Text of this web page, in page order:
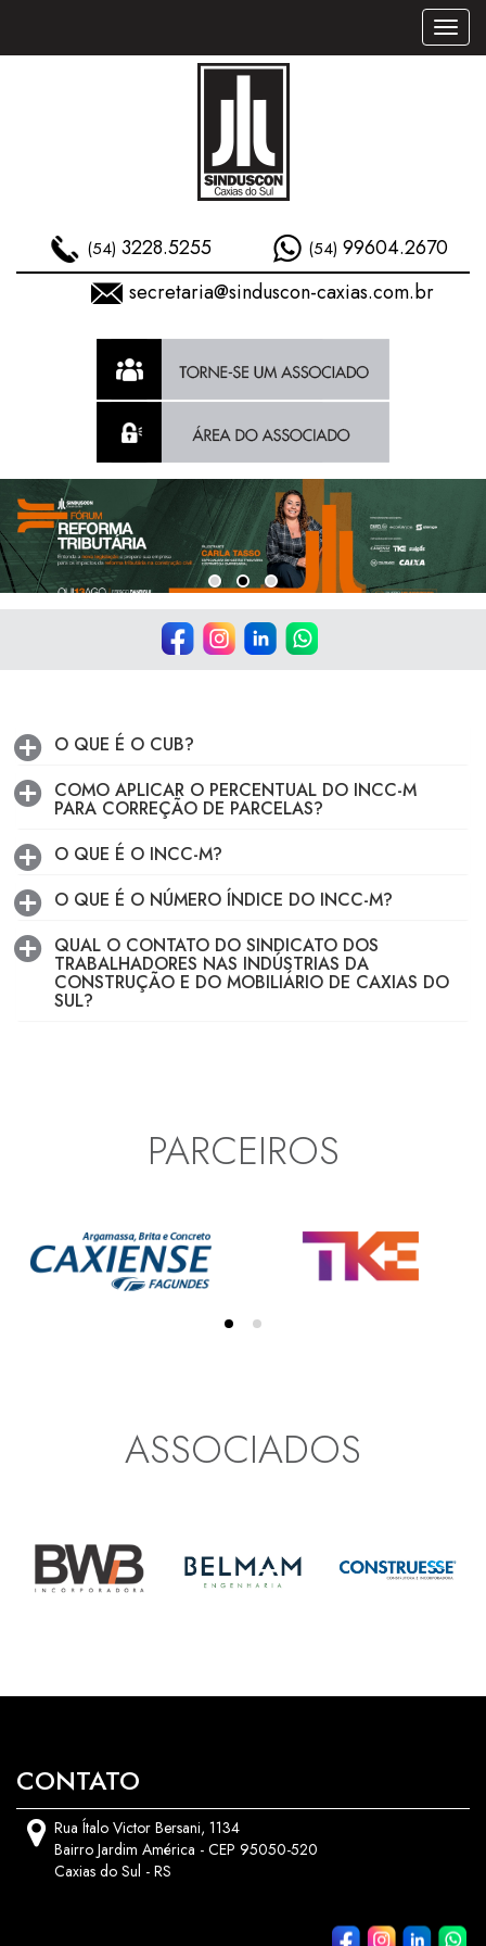
(54) 3228.5255 (54) 99604.2670
secretaria@sinduscon-caxias.com.br
O QUE É O CUB?
COMO APLICAR O PERCENTUAL DO INCC-M
PARA CORREÇÃO DE PARCELAS?
O QUE É O INCC-M?
O QUE É O NÚMERO ÍNDICE DO INCC-M?
QUAL O CONTATO DO SINDICATO DOS
TRABALHADORES NAS INDÚSTRIAS DA
CONSTRUÇÃO E DO MOBILIÁRIO DE CAXIAS DO
SUL?
PARCEIROS
ASSOCIADOS
CONTATO
Rua Ítalo Victor Bersani, 1134
Bairro Jardim América - CEP 95050-520
Caxias do Sul - RS